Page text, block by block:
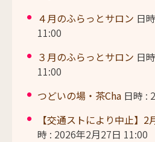
４月のふらっとサロン 日
11:00
３月のふらっとサロン 日
11:00
つどいの場・茶Cha日時 :
【交通ストにより中止】
時 : 2026年2月27日 11:00